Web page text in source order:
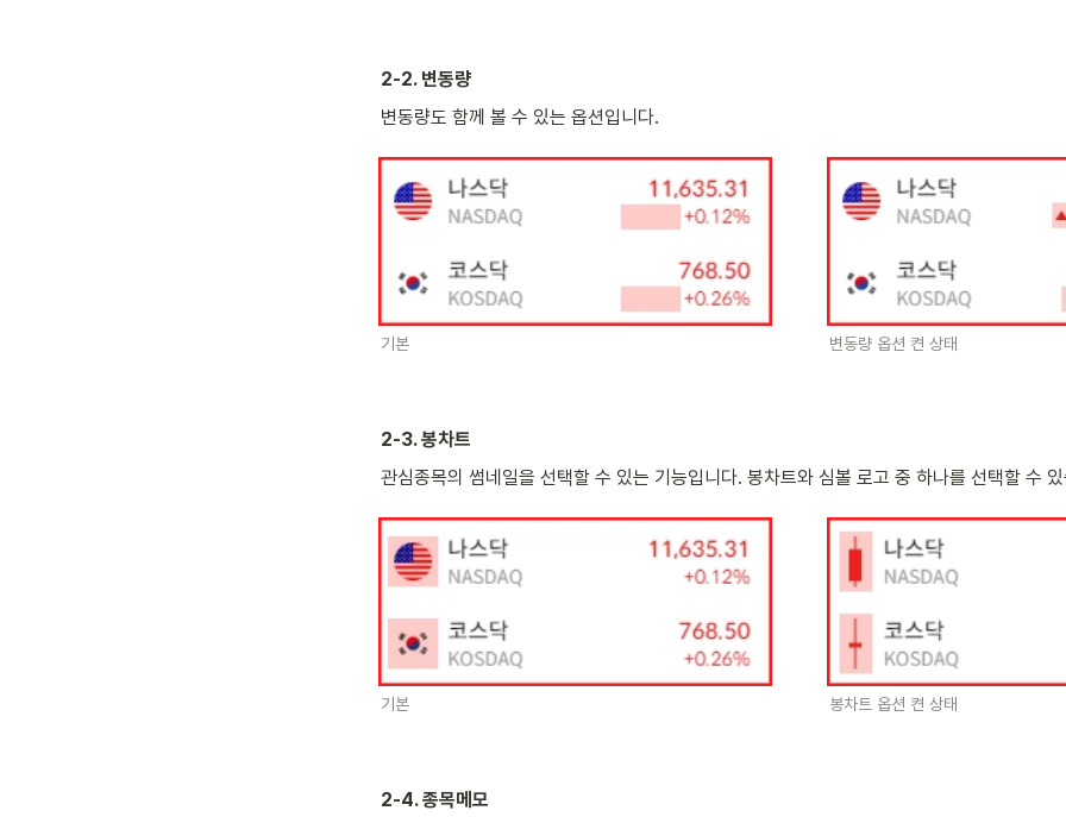
2-2. 변동량
변동량도 함께 볼 수 있는 옵션입니다.
기본 변동량 옵션 켠 상태
2-3. 봉차트
관심종목의 썸네일을 선택할 수 있는 기능입니다. 봉차트와 심볼 로고 중 하나를 선택할 수
기본 봉차트 옵션 켠 상태
2-4. 종목메모